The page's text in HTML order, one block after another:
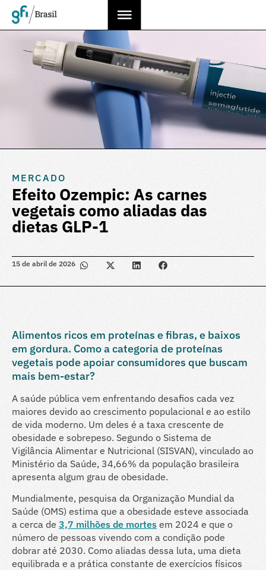
MERCADO
Efeito Ozempic: As carnes
vegetais como aliadas das
dietas GLP-1
15 de abril de 2026
Alimentos ricos em proteínas e fibras, e baixos
em gordura. Como a categoria de proteínas
vegetais pode apoiar consumidores que buscam
mais bem-estar?
A saúde pública vem enfrentando desafios cada vez
maiores devido ao crescimento populacional e ao estilo
de vida moderno. Um deles é a taxa crescente de
obesidade e sobrepeso. Segundo o Sistema de
Vigilância Alimentar e Nutricional (SISVAN), vinculado ao
Ministério da Saúde, 34,66% da população brasileira
apresenta algum grau de obesidade.
Mundialmente, pesquisa da Organização Mundial da
Saúde (OMS) estima que a obesidade esteve associada
a cerca de 3,7 milhões de mortes em 2024 e que o
número de pessoas vivendo com a condição pode
dobrar até 2030. Como aliadas dessa luta, uma dieta
equilibrada e a prática constante de exercícios físicos